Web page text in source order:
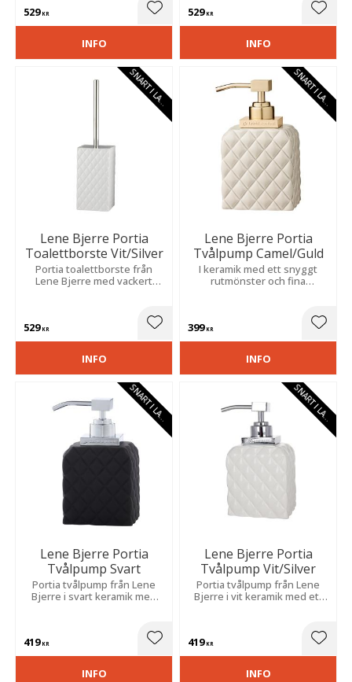
529KR Lägg till i favoriter
INFO
529KR
INFO
Lene Bjerre Portia
Toalettborste Vit/Silver
Portia toalettborste från
Lene Bjerre med vackert
529KR
S
N
A
R
T
I
L
A
G
E
R
Lägg till i favoriter
INFO
Lene Bjerre Portia
Tvålpump Camel/Guld
I keramik med ett snyggt
rutmönster och fina
399KR
S
N
A
R
T
I
L
A
G
E
R
INFO
Lene Bjerre Portia
Tvålpump Svart
Portia tvålpump från Lene
Bjerre i svart keramik med
419KR
S
N
A
R
T
I
L
A
G
E
R
Lägg till i favoriter
INFO
Lene Bjerre Portia
Tvålpump Vit/Silver
Portia tvålpump från Lene
Bjerre i vit keramik med ett
blir en fin detalj i badrummet.
419KR
S
N
A
R
T
I
L
A
G
E
R
INFO